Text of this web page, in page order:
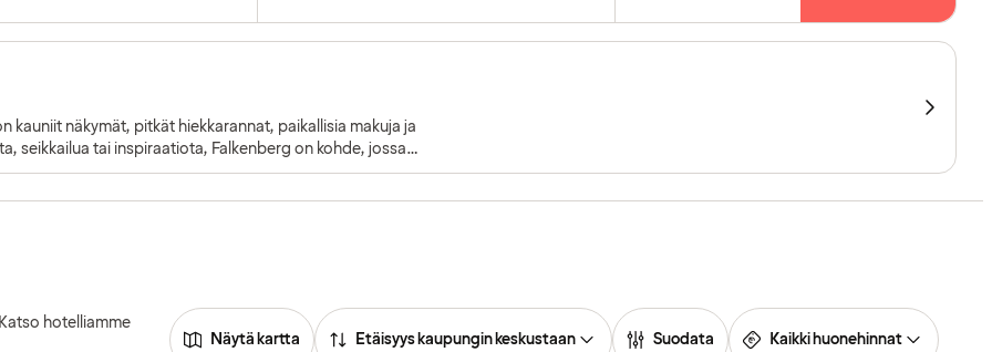
kauniit näkymät, pitkät hiekkarannat, paikallisia makuja ja
seikkailua tai inspiraatiota, Falkenberg on kohde, jossa
Katso hotelliamme
Näytä kartta
Etäisyys kaupungin keskustaan Suodata Kaikki huonehinnat